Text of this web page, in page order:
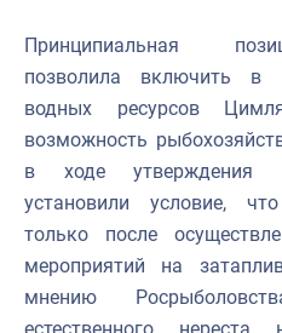
Принципиальная
позволила включить в
водных ресурсов
возможность
в ходе утверждения
установили условие,
только после
мероприятий на
мнению